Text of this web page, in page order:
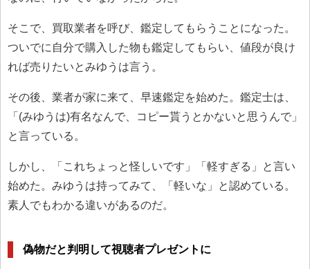
そこで、買取業者を呼び、鑑定してもらうことになった。
ついでに自分で購入した物も鑑定してもらい、値段が良け
れば売りたいとみゆうは言う。
その後、業者が家に来て、早速鑑定を始めた。鑑定士は、
「(みゆうは)有名なんで、コピー貰うとかないと思うんで」
と言っている。
しかし、「これちょっと怪しいです」「軽すぎる」と言い
始めた。みゆうは持ってみて、「軽いな」と認めている。
素人でもわかる違いがあるのだ。
偽物だと判明して視聴者プレゼントに